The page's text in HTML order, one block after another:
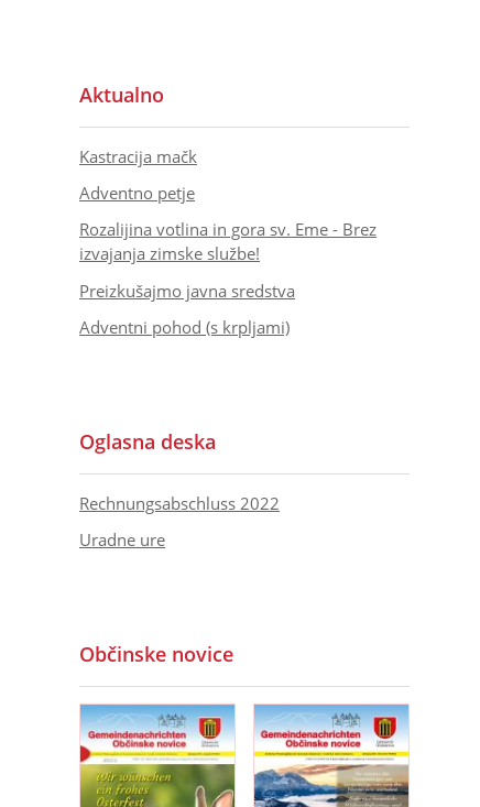
Aktualno
Kastracija mačk
Adventno petje
Rozalijina votlina in gora sv. Eme - Brez
izvajanja zimske službe!
Preizkušajmo javna sredstva
Adventni pohod (s krpljami)
Oglasna deska
Rechnungsabschluss 2022
Uradne ure
Občinske novice